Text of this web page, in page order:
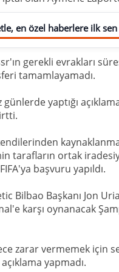
en özel haberlere ilk
gerekli evrakları
tamamlayamadı.
yaptığı
tarafların ortak
başvuru yapıldı.
Bilbao Başkanı Jon
karşı oynanacak
zarar vermemek için
yapmadı.